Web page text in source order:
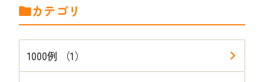
カテゴリ
1000例 （1）